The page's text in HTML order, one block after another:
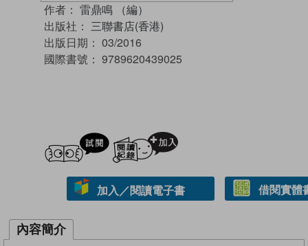
作者： 雷鼎鳴 （編）
出版社： 三聯書店(香港)
出版日期： 03/2016
國際書號： 9789620439025
試閲
加入／閱讀電子書 借閱實體
內容簡介